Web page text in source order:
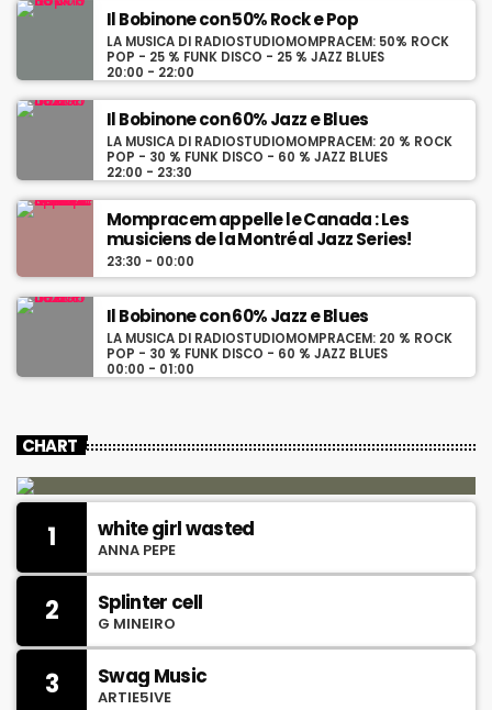
Il Bobinone con 50% Rock e Pop
LA MUSICA DI RADIOSTUDIOMOMPRACEM: 50% ROCK
POP - 25 % FUNK DISCO - 25 % JAZZ BLUES
20:00 - 22:00
Il Bobinone con 60% Jazz e Blues
LA MUSICA DI RADIOSTUDIOMOMPRACEM: 20 % ROCK
POP - 30 % FUNK DISCO - 60 % JAZZ BLUES
22:00 - 23:30
Mompracem appelle le Canada : Les
musiciens de la Montréal Jazz Series!
23:30 - 00:00
Il Bobinone con 60% Jazz e Blues
LA MUSICA DI RADIOSTUDIOMOMPRACEM: 20 % ROCK
POP - 30 % FUNK DISCO - 60 % JAZZ BLUES
00:00 - 01:00
CHART
1 white girl wasted
ANNA PEPE
2 Splinter cell
G MINEIRO
3 Swag Music
ARTIE5IVE